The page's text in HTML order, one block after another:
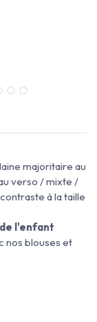
majoritaire au
verso / mixte /
à la taille
l'enfant
nos blouses et